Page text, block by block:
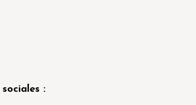
: